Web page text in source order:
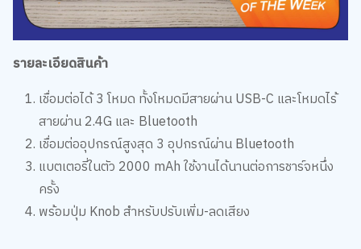
รายละเอียดสินค้า
เชื่อมต่อได้ 3 โหมด ทั้งโหมดมีสายผ่าน USB-C และโหมดไร้
สายผ่าน 2.4G และ Bluetooth
เชื่อมต่ออุปกรณ์สูงสุด 3 อุปกรณ์ผ่าน Bluetooth
แบตเตอรี่ในตัว 2000 mAh ใช้งานได้นานต่อการชาร์จหนึ่ง
ครั้ง
พร้อมปุ่ม Knob สำหรับปรับเพิ่ม-ลดเสียง